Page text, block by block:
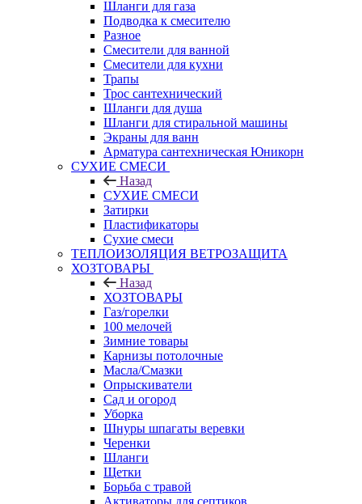
Шланги для газа
Подводка к смесителю
Разное
Смесители для ванной
Смесители для кухни
Трапы
Трос сантехнический
Шланги для душа
Шланги для стиральной машины
Экраны для ванн
Арматура сантехническая Юникорн
СУХИЕ СМЕСИ
Назад
СУХИЕ СМЕСИ
Затирки
Пластификаторы
Сухие смеси
ТЕПЛОИЗОЛЯЦИЯ ВЕТРОЗАЩИТА
ХОЗТОВАРЫ
Назад
ХОЗТОВАРЫ
Газ/горелки
100 мелочей
Зимние товары
Карнизы потолочные
Масла/Смазки
Опрыскиватели
Сад и огород
Уборка
Шнуры шпагаты веревки
Черенки
Шланги
Щетки
Борьба с травой
Активаторы для септиков